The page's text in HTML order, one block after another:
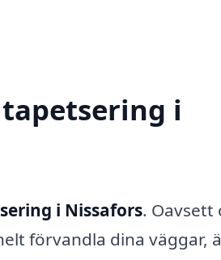
i
i Nissafors. Oavsett
förvandla dina väggar,